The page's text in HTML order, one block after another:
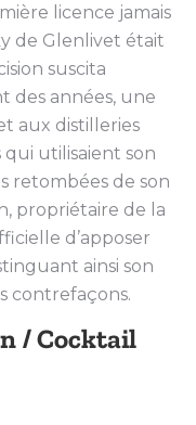
licence jamais
de Glenlivet était
suscita
des années, une
aux distilleries
utilisaient son
retombées de son
propriétaire de la
d’apposer
ainsi son
contrefaçons.
/ Cocktail